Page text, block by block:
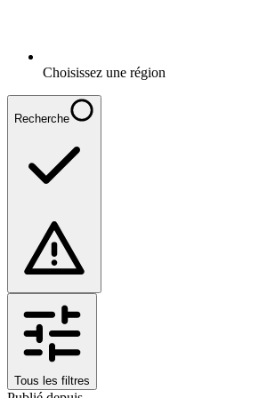
Choisissez une région
Recherche
Tous les filtres